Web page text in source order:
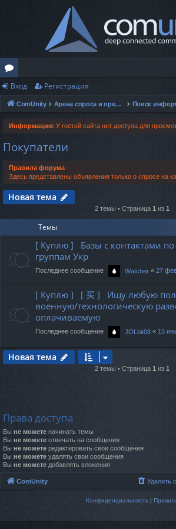
о
ру
м
ы
Вход Регистрация
ComUnity Арена спроса и предложений
Информация: У гостей сайта нет доступа для
Покупатели
Правила форума
Здесь представлены объявления только о спросе на
Новая тема
2 темы • Страница 1 из 1
Темы
[ Куплю ] Базы с контактами
группам Укр
Последнее сообщение Watcher « 27
[ Куплю ] [ 买 ] Ищу любую
военную/технологическую
оплачиваемую
Последнее сообщение JOLbit08 « 15
Новая тема
2 темы • Страница 1 из 1
Права доступа
Вы не можете начинать темы
Вы не можете отвечать на сообщения
Вы не можете редактировать свои сообщения
Вы не можете удалять свои сообщения
Вы не можете добавлять вложения
ComUnity Удалить
Конфиденциальность|